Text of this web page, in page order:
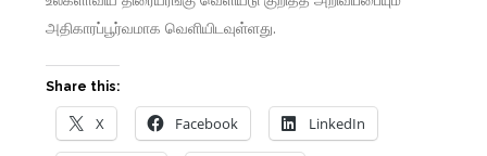
அதிகாரப்பூர்வமாக வெளியிடவுள்ளது.
Share this:
X Facebook LinkedIn